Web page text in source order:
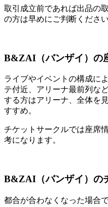
取引成立前であれば出品の
の方は早めにご判断ください
B&ZAI（バンザイ）の
ライブやイベントの構成に
テ付近、アリーナ最前列な
する方はアリーナ、全体を
すすめ。
チケットサークルでは座席
考になります。
B&ZAI（バンザイ）の
都合が合わなくなった場合